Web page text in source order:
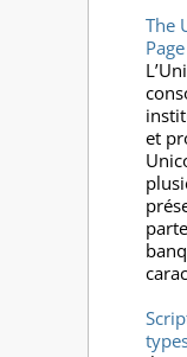
The
Page
et